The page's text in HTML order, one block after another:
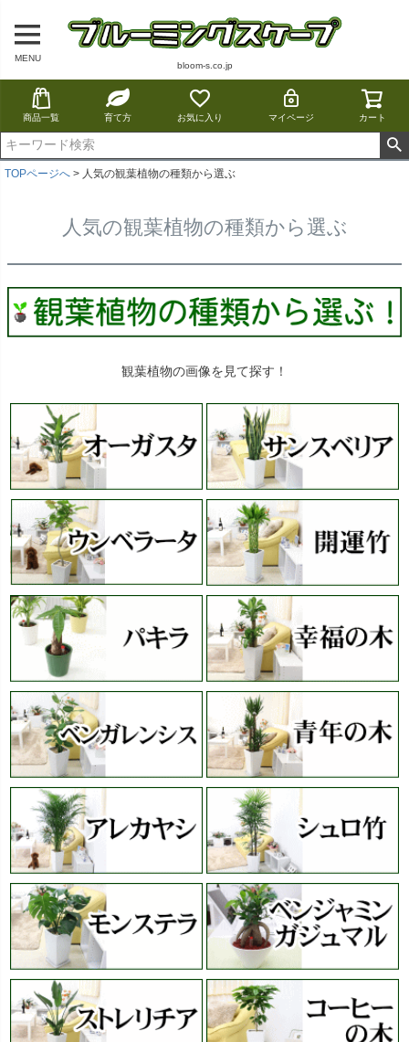
MENU
bloom-s.co.jp
商品一覧 育て方 お気に入り マイページ カート
TOPページへ 人気の観葉植物の種類から選ぶ
人気の観葉植物の種類から選ぶ
観葉植物の画像を見て探す！